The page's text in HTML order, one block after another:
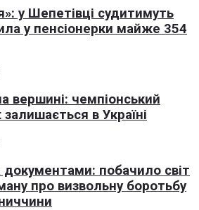
у Шепетівці судитимуть
у пенсіонерки майже 354
вершині: чемпіонський
в Україні
документами: побачило світ
про визвольну боротьбу